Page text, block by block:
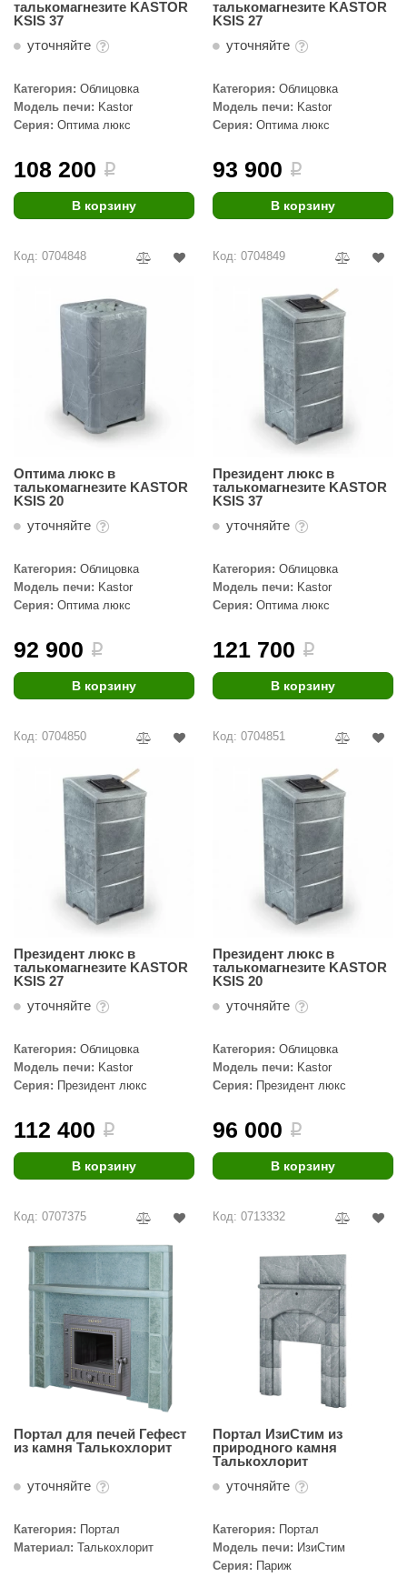
тепла
камень
Design
Snow
талькомагнезите KASTOR
KSIS 37
уточняйте
Категория: Облицовка
Модель печи: Kastor
Серия: Оптима люкс
108 200 i
В корзину
талькомагнезите KASTOR
KSIS 27
уточняйте
Категория: Облицовка
Модель печи: Kastor
Серия: Оптима люкс
93 900 i
В корзину
Код: 0704848
Оптима люкс в
талькомагнезите KASTOR
KSIS 20
уточняйте
Категория: Облицовка
Модель печи: Kastor
Серия: Оптима люкс
92 900 i
В корзину
Код: 0704849
Президент люкс в
талькомагнезите KASTOR
KSIS 37
уточняйте
Категория: Облицовка
Модель печи: Kastor
Серия: Оптима люкс
121 700 i
В корзину
Код: 0704850
Президент люкс в
талькомагнезите KASTOR
KSIS 27
уточняйте
Категория: Облицовка
Модель печи: Kastor
Серия: Президент люкс
112 400 i
В корзину
Код: 0704851
Президент люкс в
талькомагнезите KASTOR
KSIS 20
уточняйте
Категория: Облицовка
Модель печи: Kastor
Серия: Президент люкс
96 000 i
В корзину
Код: 0707375
Портал для печей Гефест
из камня Талькохлорит
уточняйте
Категория: Портал
Материал: Талькохлорит
Код: 0713332
Портал ИзиСтим из
природного камня
Талькохлорит
уточняйте
Категория: Портал
Модель печи: ИзиСтим
Серия: Париж